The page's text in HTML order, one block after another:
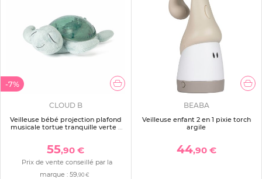
-7%
CLOUD B
Veilleuse bébé projection plafond
musicale tortue tranquille verte -
55,90 €
Prix de vente conseillé par la
marque : 59 ,90 €
BEABA
Veilleuse enfant 2 en 1 pixie torch
argile
44,90 €